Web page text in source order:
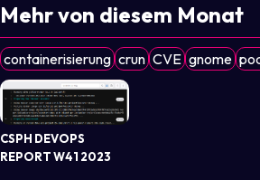
Mehr von diesem Monat
containerisierung crun CVE gnome
CSPH DEVOPS
REPORT W41 2023